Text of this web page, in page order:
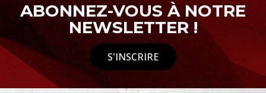
ABONNEZ-VOUS À NOTRE
NEWSLETTER !
S'INSCRIRE